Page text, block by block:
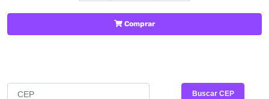
Comprar
Buscar CEP